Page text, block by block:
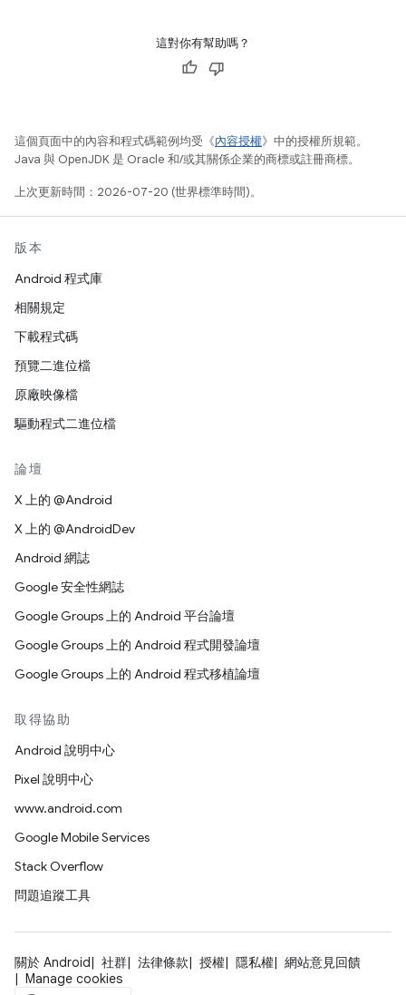
這對你有幫助嗎？
這個頁面中的內容和程式碼範例均受《內容授權》中的授權所規範。
Java 與 OpenJDK 是 Oracle 和/或其關係企業的商標或註冊商標。
上次更新時間：2026-07-20 (世界標準時間)。
版本
Android 程式庫
相關規定
下載程式碼
預覽二進位檔
原廠映像檔
驅動程式二進位檔
論壇
X 上的 @Android
X 上的 @AndroidDev
Android 網誌
Google 安全性網誌
Google Groups 上的 Android 平台論壇
Google Groups 上的 Android 程式開發論壇
Google Groups 上的 Android 程式移植論壇
取得協助
Android 說明中心
Pixel 說明中心
www.android.com
Google Mobile Services
Stack Overflow
問題追蹤工具
關於 Android 社群 法律條款 授權 隱私權
網站意見回饋
Manage cookies